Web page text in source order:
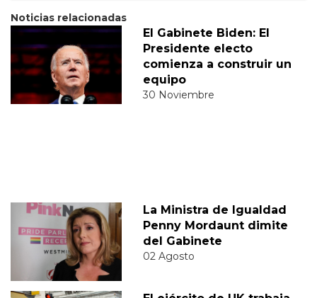
Noticias relacionadas
El Gabinete Biden: El
Presidente electo
comienza a construir un
equipo
30 Noviembre
La Ministra de Igualdad
Penny Mordaunt dimite
del Gabinete
02 Agosto